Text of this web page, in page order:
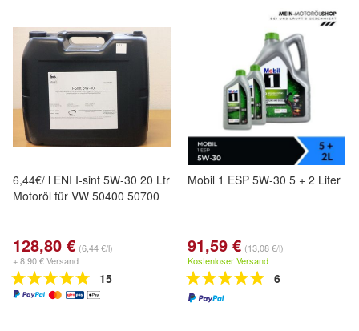
6,44€/ l ENI I-sint 5W-30 20 Ltr
Motoröl für VW 50400 50700
128,80 € (6,44 €/l)
+ 8,90 € Versand
15
Mobil 1 ESP 5W-30 5 + 2 Liter
91,59 € (13,08 €/l)
Kostenloser Versand
6